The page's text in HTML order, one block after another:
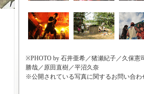
※PHOTO by 石井亜希／猪瀬紀子／久保
勝哉／原田直樹／平沼久奈
※公開されている写真に関するお問い合わ